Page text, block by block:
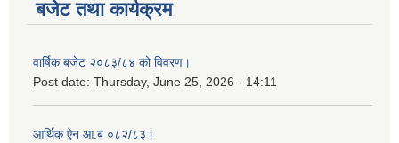
बजेट तथा कार्यक्रम
वार्षिक बजेट २०८३/८४ को विवरण।
Post date: Thursday, June 25, 2026 - 14:11
आर्थिक ऐन आ.ब ०८२/८३ l